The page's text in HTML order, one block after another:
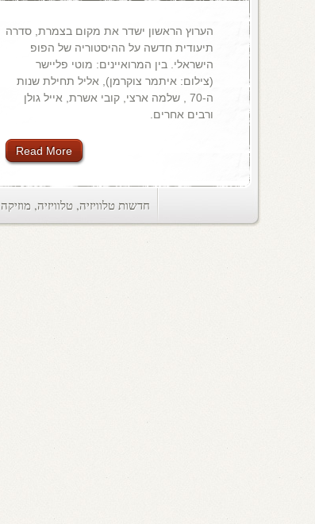
הערוץ הראשון ישדר את מקום בצמרת, סדרה
תיעודית חדשה על ההיסטוריה של הפופ
הישראלי. בין המרואיינים: מוטי פליישר
(צילום: איתמר צוקרמן), אליל תחילת שנות
ה-70 , שלמה ארצי, קובי אשרת, אייל גולן
ורבים אחרים.
Read More
חדשות טלוויזיה, טלוויזיה, מוזיקה